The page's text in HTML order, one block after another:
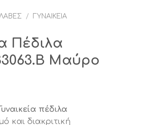
/
ΓΥΝΑΙΚΕΊΑ
Πέδιλα
Μαύρο
πέδιλα
και διακριτική